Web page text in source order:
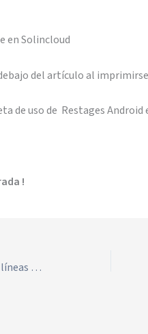
del artículo al
de uso de Restages Android
!
Mostrar ganancia sobre coste real en líneas de artículo en Solincloud / Vestanube